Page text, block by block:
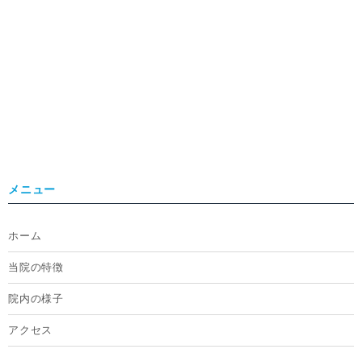
メニュー
ホーム
当院の特徴
院内の様子
アクセス